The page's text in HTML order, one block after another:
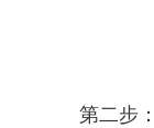
第二步